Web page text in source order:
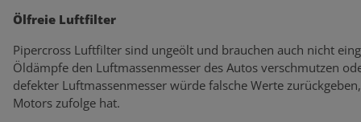
Ölfreie Luftfilter
Pipercross Luftfilter sind ungeölt und brauchen auch nicht
Öldämpfe den Luftmassenmesser des Autos verschmutzen
defekter Luftmassenmesser würde falsche Werte
Motors zufolge hat.